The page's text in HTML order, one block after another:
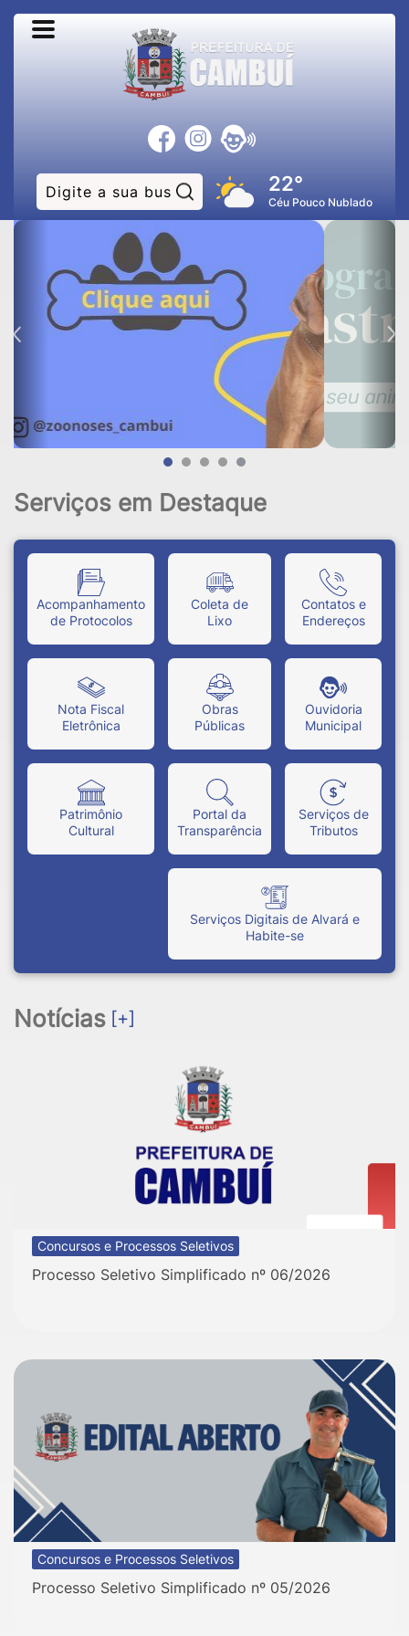
Pesquisar:22°
Céu Pouco Nublado
Serviços em Destaque
Acompanhamento
de Protocolos
Coleta de
Lixo
Contatos e
Endereços
Nota Fiscal
Eletrônica
Obras
Públicas
Ouvidoria
Municipal
Patrimônio
Cultural
Portal da
Transparência
Serviços de
Tributos
Serviços Digitais de Alvará e
Habite-se
Notícias [+]
Concursos e Processos Seletivos
Processo Seletivo Simplificado nº 06/2026
Concursos e Processos Seletivos
Processo Seletivo Simplificado nº 05/2026